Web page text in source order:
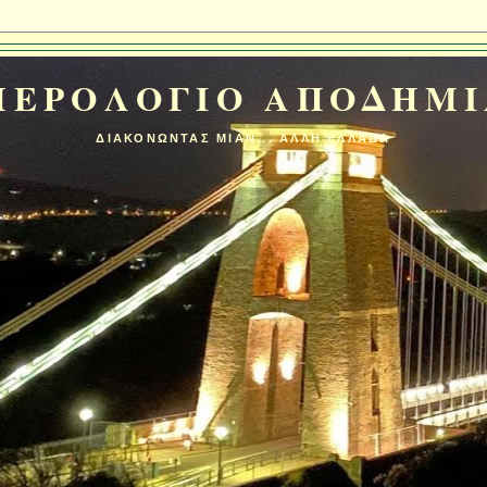
ΔΙΑΚΟΝΩΝΤΑΣ ΜΙΑΝ... ΑΛΛΗ ΕΛΛΑΔΑ